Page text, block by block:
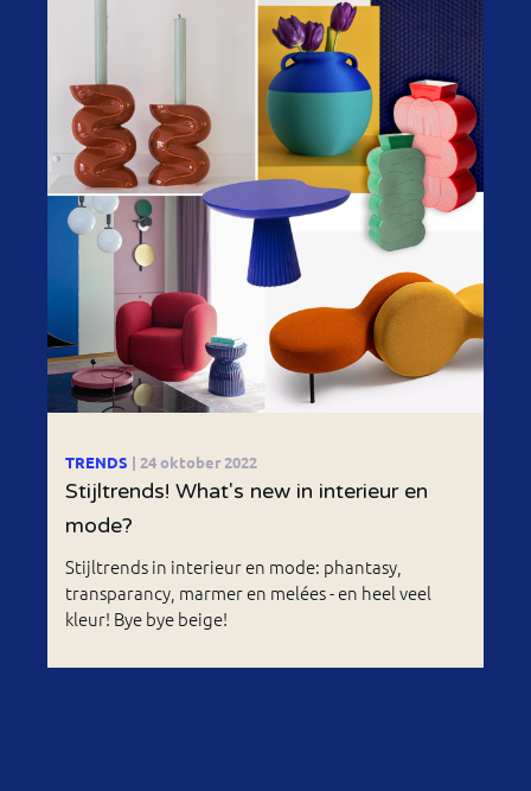
TRENDS | 24 oktober 2022
Stijltrends! What's new in interieur en
mode?
Stijltrends in interieur en mode: phantasy,
transparancy, marmer en melées - en heel veel
kleur! Bye bye beige!